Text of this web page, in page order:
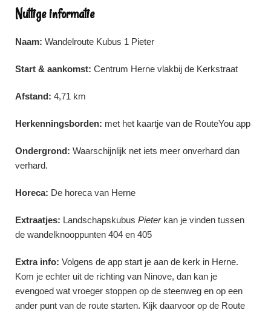
Nuttige informatie
Naam: Wandelroute Kubus 1 Pieter
Start & aankomst: Centrum Herne vlakbij de Kerkstraat
Afstand: 4,71 km
Herkenningsborden: met het kaartje van de RouteYou app
Ondergrond: Waarschijnlijk net iets meer onverhard dan
verhard.
Horeca: De horeca van Herne
Extraatjes: Landschapskubus Pieterkan je vinden tussen
de wandelknooppunten 404 en 405
Extra info: Volgens de app start je aan de kerk in Herne.
Kom je echter uit de richting van Ninove, dan kan je
evengoed wat vroeger stoppen op de steenweg en op een
ander punt van de route starten. Kijk daarvoor op de Route